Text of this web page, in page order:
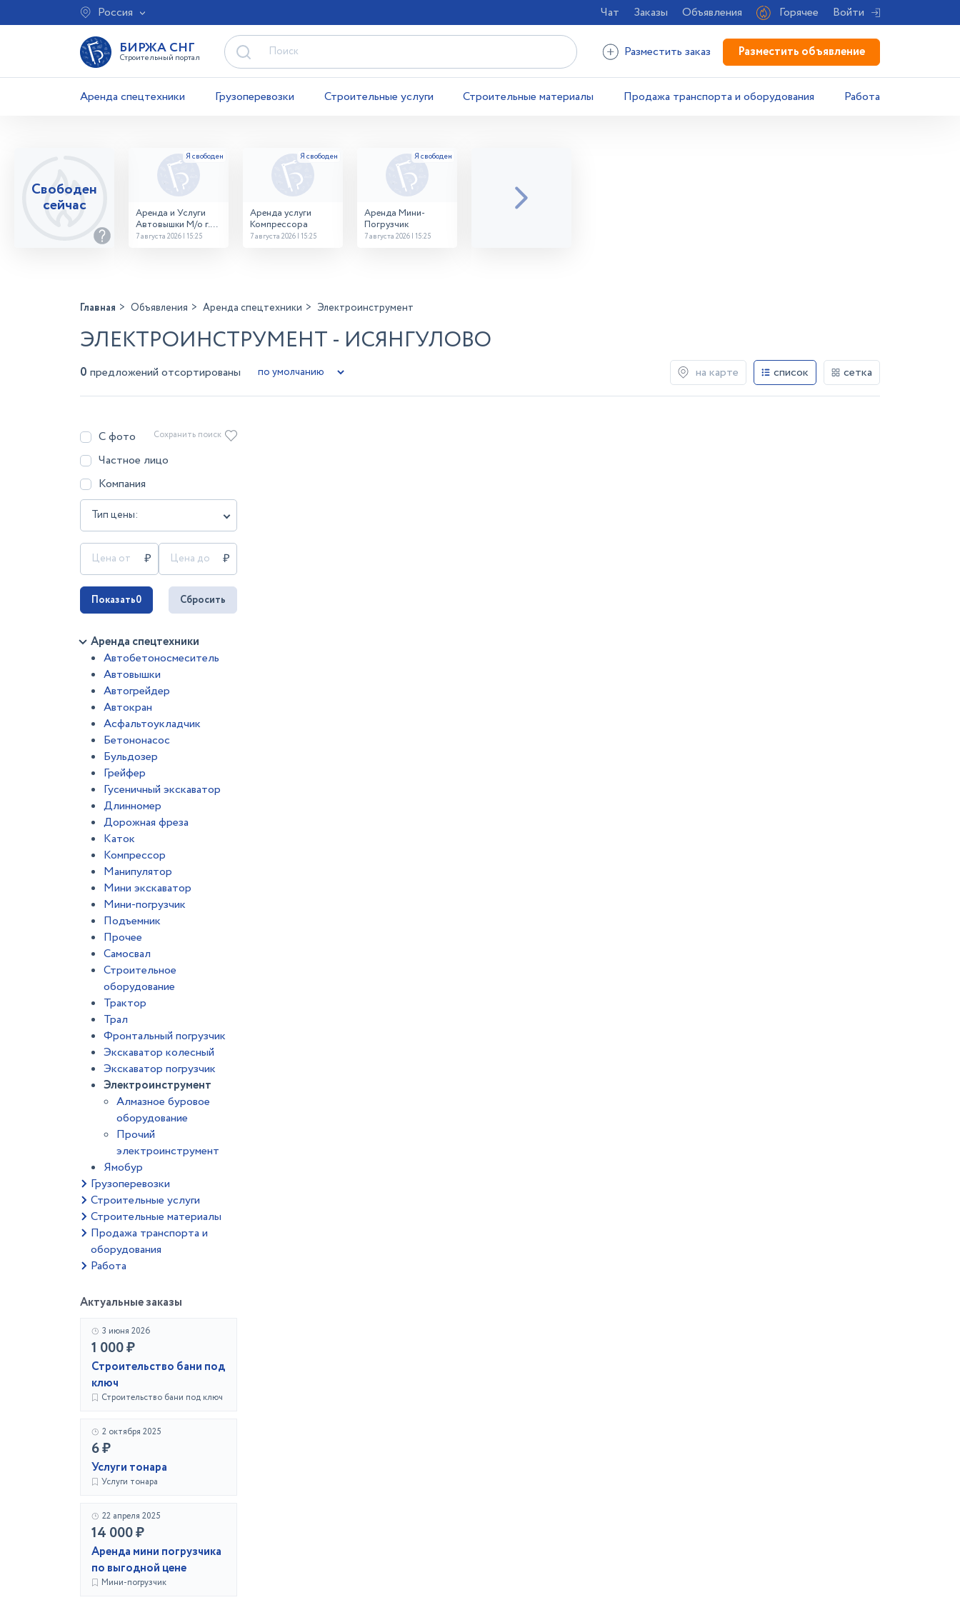
Россия Чат Заказы Объявления Горячее Войти
БИРЖА СНГ
Строительный портал Разместить заказ Разместить объявление
Аренда спецтехники Грузоперевозки Строительные услуги Строительные материалы Продажа транспорта и оборудования Работа
Свободен
сейчас
Аренда и Услуги
Автовышки М/о г.
Домодедово
7 августа 2026 | 15:25
Аренда услуги
Компрессора
7 августа 2026 | 15:25
Аренда Мини-
Погрузчик
7 августа 2026 | 15:25
Главная Объявления Аренда спецтехники Электроинструмент
ЭЛЕКТРОИНСТРУМЕНТ - ИСЯНГУЛОВО
0 предложений отсортированы на карте список сетка
С фото
Частное лицо
Компания
Тип цены:
Сохранить поиск
Показать0 Сбросить
Аренда спецтехники
Автобетоносмеситель
Автовышки
Автогрейдер
Автокран
Асфальтоукладчик
Бетононасос
Бульдозер
Грейфер
Гусеничный экскаватор
Длинномер
Дорожная фреза
Каток
Компрессор
Манипулятор
Мини экскаватор
Мини-погрузчик
Подъемник
Прочее
Самосвал
Строительное
оборудование
Трактор
Трал
Фронтальный погрузчик
Экскаватор колесный
Экскаватор погрузчик
Электроинструмент
Алмазное буровое
оборудование
Прочий
электроинструмент
Ямобур
Грузоперевозки
Строительные услуги
Строительные материалы
Продажа транспорта и
оборудования
Работа
Актуальные заказы
3 июня 2026
1 000 ₽
Строительство бани под
ключ
Строительство бани под ключ
2 октября 2025
6 ₽
Услуги тонара
Услуги тонара
22 апреля 2025
14 000 ₽
Аренда мини погрузчика
по выгодной цене
Мини-погрузчик